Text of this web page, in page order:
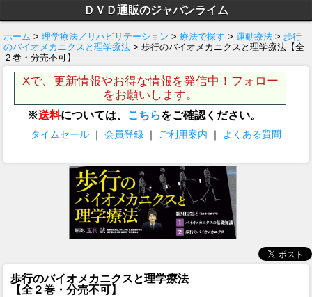
ＤＶＤ通販のジャパンライム
ホーム > 理学療法／リハビリテーション > 療法で探す > 運動療法 > 歩行
のバイオメカニクスと理学療法 > 歩行のバイオメカニクスと理学療法【全
２巻・分売不可】
Xで、更新情報やお得な情報を発信中！フォロー
をお願いします。
※送料については、 こちらをご確認ください。
タイムセール ｜ 会員登録 ｜ ご利用案内 ｜ よくある質問
歩行のバイオメカニクスと理学療法
【全２巻・分売不可】